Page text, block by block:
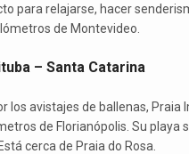
para relajarse, hacer
de Montevideo.
– Santa Catarina
los avistajes de ballenas,
de Florianópolis. Su playa
cerca de Praia do Rosa.